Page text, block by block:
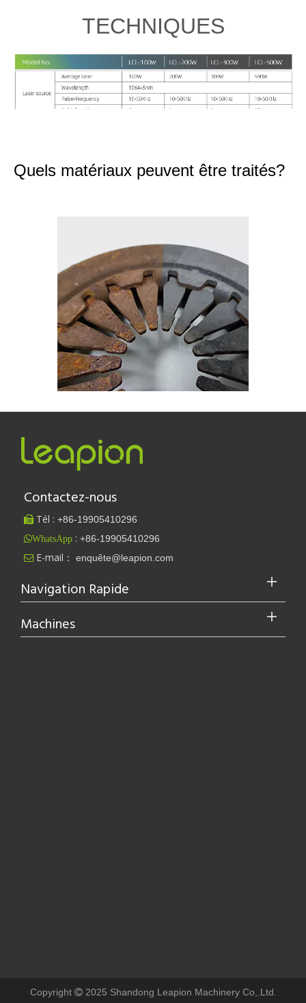
TECHNIQUES
Quels matériaux peuvent être traités?
Contactez-nous
 Tél : +86-19905410296
WhatsApp : +86-19905410296
 E-mail： enquête@leapion.com
Navigation Rapide
Machines
Copyright 2025 Shandong Leapion Machinery Co,.Ltd.